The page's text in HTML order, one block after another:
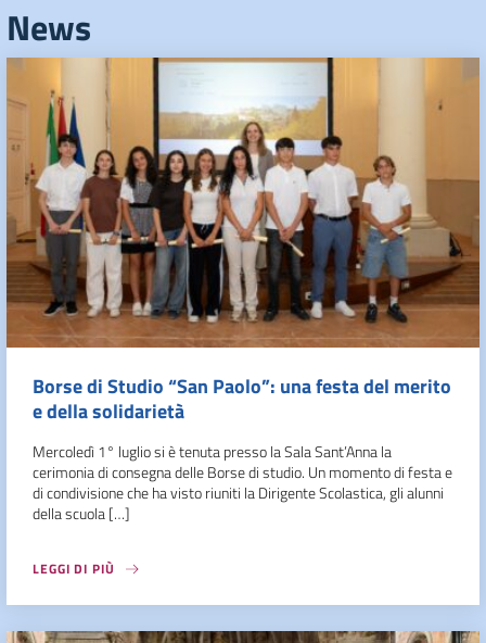
News
Borse di Studio “San Paolo”: una festa del merito
e della solidarietà
Mercoledì 1° luglio si è tenuta presso la Sala Sant’Anna la
cerimonia di consegna delle Borse di studio. Un momento di festa e
di condivisione che ha visto riuniti la Dirigente Scolastica, gli alunni
della scuola […]
LEGGI DI PIÙ